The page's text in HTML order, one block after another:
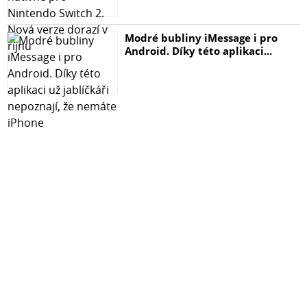
Modré bubliny iMessage i pro
Android. Díky této aplikaci...